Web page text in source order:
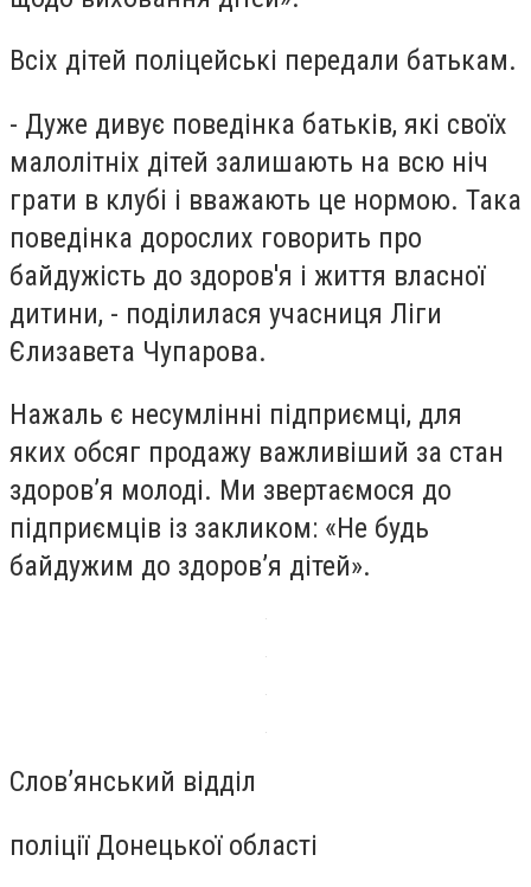
Всіх дітей поліцейські передали батькам.
- Дуже дивує поведінка батьків, які своїх
малолітніх дітей залишають на всю ніч
грати в клубі і вважають це нормою. Така
поведінка дорослих говорить про
байдужість до здоров'я і життя власної
дитини, - поділилася учасниця Ліги
Єлизавета Чупарова.
Нажаль є несумлінні підприємці, для
яких обсяг продажу важливіший за стан
здоров’я молоді. Ми звертаємося до
підприємців із закликом: «Не будь
байдужим до здоров’я дітей».
Слов’янський відділ
поліції Донецької області